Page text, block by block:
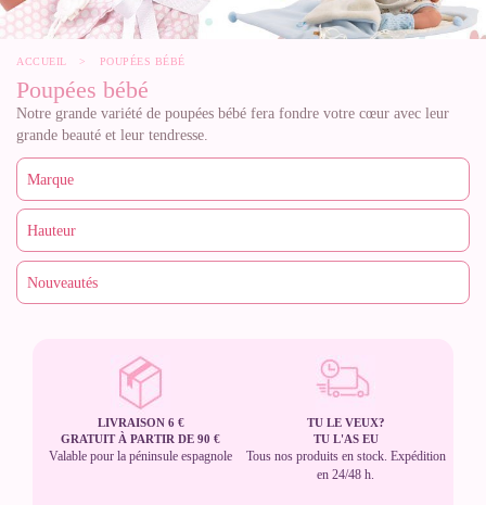
ACCUEIL > POUPÉES BÉBÉ
Poupées bébé
Notre grande variété de poupées bébé fera fondre votre cœur avec leur
grande beauté et leur tendresse.
LIVRAISON 6 €
GRATUIT À PARTIR DE 90 €
Valable pour la péninsule espagnole
TU LE VEUX?
TU L'AS EU
Tous nos produits en stock. Expédition
en 24/48 h.